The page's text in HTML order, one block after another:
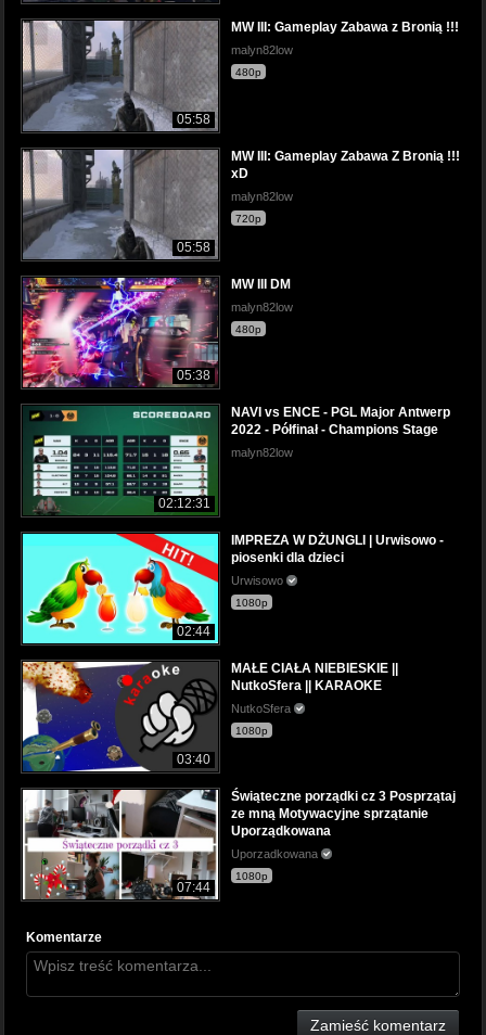
05:58
MW III: Gameplay Zabawa z Bronią !!!
malyn82low
480p
05:58
MW III: Gameplay Zabawa Z Bronią !!!
xD
malyn82low
720p
05:38
MW III DM
malyn82low
480p
02:12:31
NAVI vs ENCE - PGL Major Antwerp
2022 - Półfinał - Champions Stage
malyn82low
02:44
IMPREZA W DŻUNGLI | Urwisowo -
piosenki dla dzieci
Urwisowo
1080p
03:40
MAŁE CIAŁA NIEBIESKIE ||
NutkoSfera || KARAOKE
NutkoSfera
1080p
07:44
Świąteczne porządki cz 3 Posprzątaj
ze mną Motywacyjne sprzątanie
Uporządkowana
Uporzadkowana
1080p
Komentarze
Zamieść komentarz